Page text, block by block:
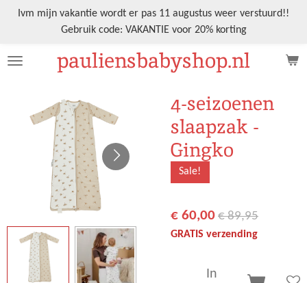
Ga
de
pauliensbabyshop.nl
Ivm mijn vakantie wordt er pas 11 augustus weer verstuurd!!
Gebruik code: VAKANTIE voor 20% korting
4-seizoenen
slaapzak -
Gingko
Sale!
€ 60,00 € 89,95
GRATIS verzending
In